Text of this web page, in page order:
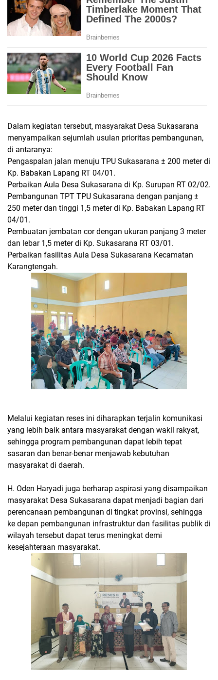
Dalam kegiatan tersebut, masyarakat Desa Sukasarana
menyampaikan sejumlah usulan prioritas pembangunan,
di antaranya:
Pengaspalan jalan menuju TPU Sukasarana ± 200 meter di
Kp. Babakan Lapang RT 04/01.
Perbaikan Aula Desa Sukasarana di Kp. Surupan RT 02/02.
Pembangunan TPT TPU Sukasarana dengan panjang ±
250 meter dan tinggi 1,5 meter di Kp. Babakan Lapang RT
04/01.
Pembuatan jembatan cor dengan ukuran panjang 3 meter
dan lebar 1,5 meter di Kp. Sukasarana RT 03/01.
Perbaikan fasilitas Aula Desa Sukasarana Kecamatan
Karangtengah.
Melalui kegiatan reses ini diharapkan terjalin komunikasi
yang lebih baik antara masyarakat dengan wakil rakyat,
sehingga program pembangunan dapat lebih tepat
sasaran dan benar-benar menjawab kebutuhan
masyarakat di daerah.
H. Oden Haryadi juga berharap aspirasi yang disampaikan
masyarakat Desa Sukasarana dapat menjadi bagian dari
perencanaan pembangunan di tingkat provinsi, sehingga
ke depan pembangunan infrastruktur dan fasilitas publik di
wilayah tersebut dapat terus meningkat demi
kesejahteraan masyarakat.